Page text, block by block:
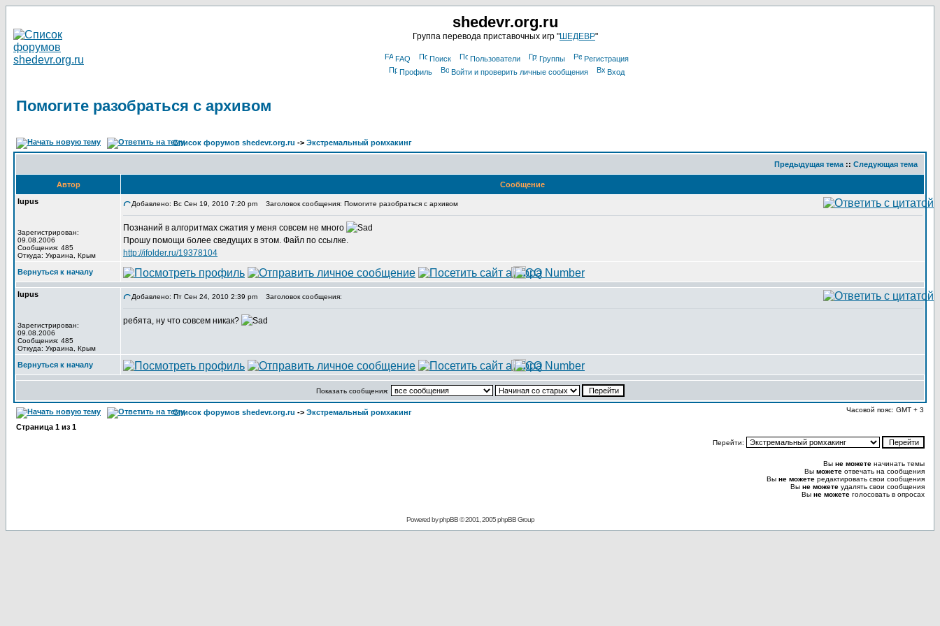
shedevr.org.ru
Группа перевода приставочных игр "ШЕДЕВР"
FAQ Поиск Пользователи Группы
Регистрация
Профиль
Войти и проверить личные сообщения Вход
Помогите разобраться с архивом
Список форумов shedevr.org.ru -> Экстремальный ромхакинг
Предыдущая тема :: Следующая тема
Автор
Сообщение
lupus
Зарегистрирован:
09.08.2006
Сообщения: 485
Откуда: Украина, Крым
Добавлено: Вс Сен 19, 2010 7:20 pm Заголовок сообщения: Помогите разобраться с архивом
Познаний в алгоритмах сжатия у меня совсем не много
Прошу помощи более сведущих в этом. Файл по ссылке.
http://ifolder.ru/19378104
Вернуться к началу
lupus
Зарегистрирован:
09.08.2006
Сообщения: 485
Откуда: Украина, Крым
Добавлено: Пт Сен 24, 2010 2:39 pm Заголовок сообщения:
ребята, ну что совсем никак?
Вернуться к началу
Показать сообщения:
Список форумов shedevr.org.ru -> Экстремальный ромхакинг Часовой пояс: GMT + 3
Страница 1 из 1
Перейти:
Вы не можете начинать темы
Вы можете отвечать на сообщения
Вы не можете редактировать свои сообщения
Вы не можете удалять свои сообщения
Вы не можете голосовать в опросах
Powered byphpBB© 2001, 2005 phpBB Group